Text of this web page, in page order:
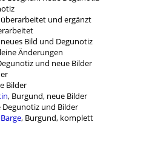
und ergänzt
Bild und Degunotiz
Änderungen
und neue Bilder
Bilder
, Burgund, neue Bilder
Degunotiz und Bilder
, Burgund, komplett